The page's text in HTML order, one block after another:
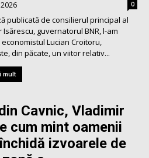
0
publicată de consilierul principal al
Isărescu, guvernatorul BNR, l-am
Lucian Croitoru,
din păcate, un viitor relativ...
mult
Cavnic, Vladimir
cum mint oamenii
izvoarele de